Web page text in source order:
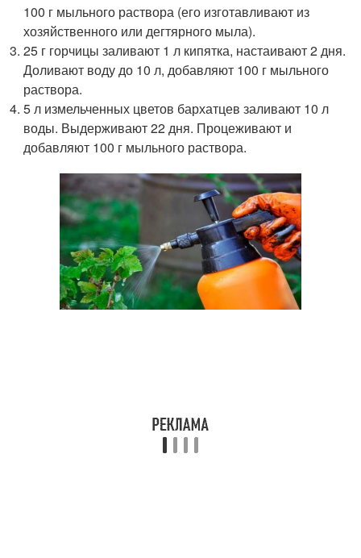
100 г мыльного раствора (его изготавливают из
хозяйственного или дегтярного мыла).
25 г горчицы заливают 1 л кипятка, настаивают 2 дня.
Доливают воду до 10 л, добавляют 100 г мыльного
раствора.
5 л измельченных цветов бархатцев заливают 10 л
воды. Выдерживают 22 дня. Процеживают и
добавляют 100 г мыльного раствора.